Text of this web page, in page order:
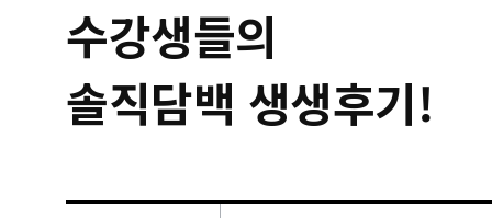
수강생들의
솔직담백 생생후기!